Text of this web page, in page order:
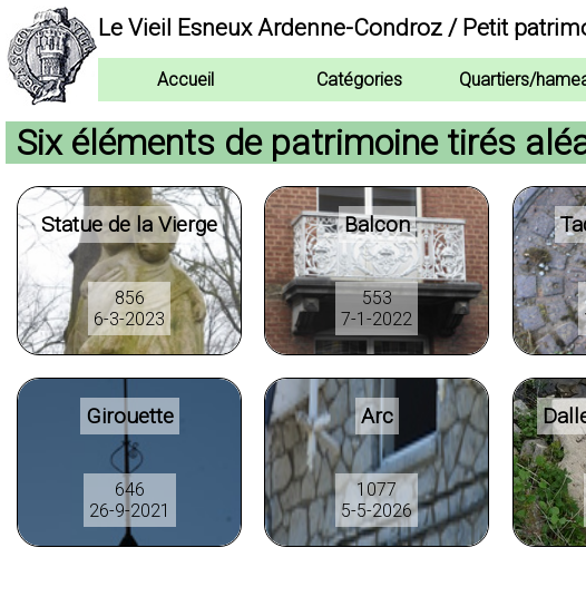
Le Vieil Esneux Ardenne-Condroz / Petit
Accueil Catégories Quartiers/
Six éléments de patrimoine tirés
Statue de la Vierge
856
6-3-2023
Balcon
553
7-1-2022
Girouette
646
26-9-2021
Arc
1077
5-5-2026